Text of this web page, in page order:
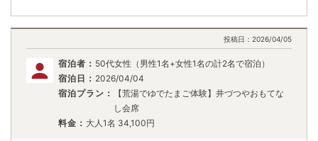
投稿日： 2026/04/05
宿泊者： 50代女性（男性1名+女性1名の計2名で宿泊）
宿泊日： 2026/04/04
宿泊プラン：
【荒湯でゆでたまご体験】井づつやおもてな
し会席
料金： 大人1名 34,100円